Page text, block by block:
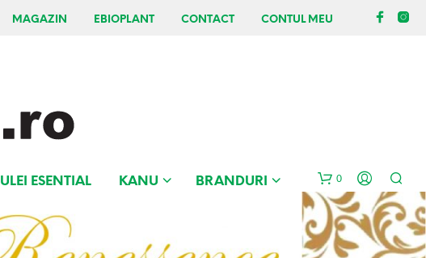
MAGAZIN EBIOPLANT CONTACT CONTUL MEU
ULEI ESENTIAL KANU BRANDURI 0